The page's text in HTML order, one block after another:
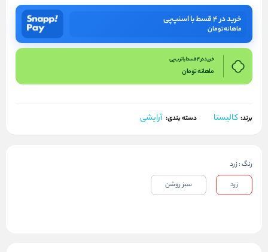
خرید در ۴ قسط با اسنپ‌پی
ماهانهتومان
خرید در 4 قسط با ترب پی
ماهانهتومان
برند: کالیستا دسته بندی: آرایشی
رنگ:زرد
زرد
سبز روشن